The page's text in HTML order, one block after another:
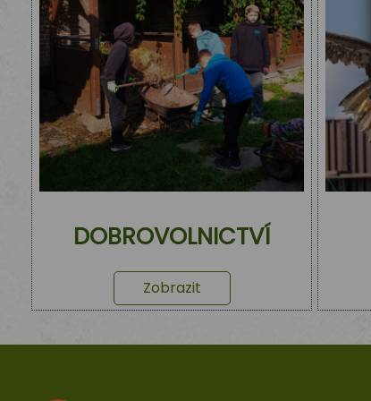
DOBROVOLNICTVÍ
Zobrazit